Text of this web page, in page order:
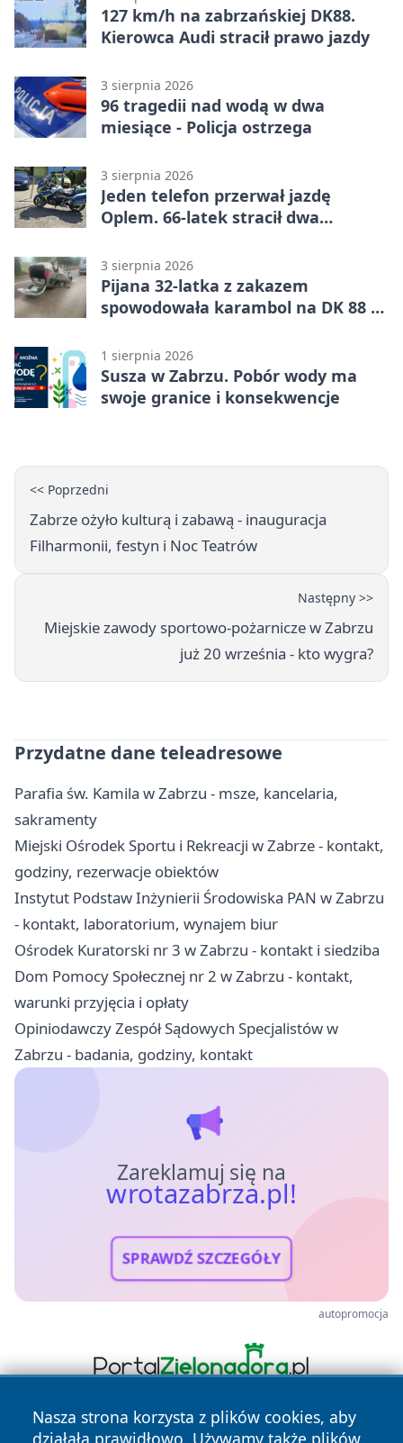
127 km/h na zabrzańskiej DK88.
Kierowca Audi stracił prawo jazdy
3 sierpnia 2026
96 tragedii nad wodą w dwa
miesiące - Policja ostrzega
3 sierpnia 2026
Jeden telefon przerwał jazdę
Oplem. 66-latek stracił dwa
3 sierpnia 2026
Pijana 32-latka z zakazem
spowodowała karambol na DK 88 w
1 sierpnia 2026
Susza w Zabrzu. Pobór wody ma
swoje granice i konsekwencje
<< Poprzedni
Zabrze ożyło kulturą i zabawą - inauguracja
Filharmonii, festyn i Noc Teatrów
Następny >>
Miejskie zawody sportowo-pożarnicze w Zabrzu
już 20 września - kto wygra?
Przydatne dane teleadresowe
Parafia św. Kamila w Zabrzu - msze, kancelaria,
sakramenty
Miejski Ośrodek Sportu i Rekreacji w Zabrze - kontakt,
godziny, rezerwacje obiektów
Instytut Podstaw Inżynierii Środowiska PAN w Zabrzu
- kontakt, laboratorium, wynajem biur
Ośrodek Kuratorski nr 3 w Zabrzu - kontakt i siedziba
Dom Pomocy Społecznej nr 2 w Zabrzu - kontakt,
warunki przyjęcia i opłaty
Opiniodawczy Zespół Sądowych Specjalistów w
Zabrzu - badania, godziny, kontakt
Zareklamuj się na
wrotazabrza.pl!
SPRAWDŹ SZCZEGÓŁY
autopromocja
Nasza strona korzysta z plików cookies, aby
działała prawidłowo. Używamy także plików